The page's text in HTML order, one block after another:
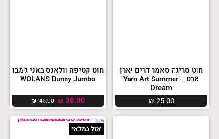
חוט סריגה סאמר דרים יארן
ארט – Yarn Art Summer
Dream
₪ 25.00
חוט קטיפה וולאנס באני ג’מבו
WOLANS Bunny Jumbo
₪45.00 ₪ 38.00
אזל במלאי